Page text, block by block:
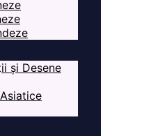
și Desene